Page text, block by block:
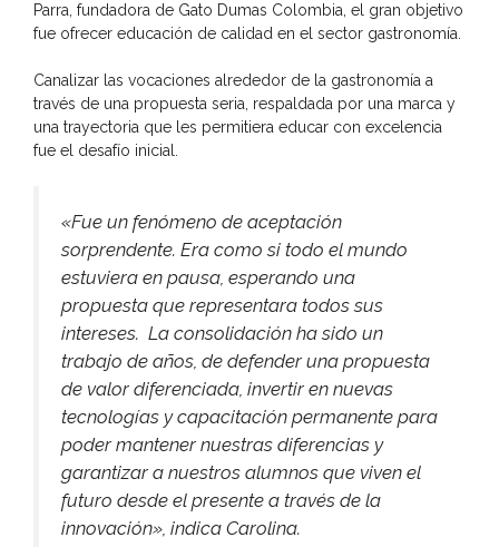
Parra, fundadora de Gato Dumas Colombia, el gran objetivo
fue ofrecer educación de calidad en el sector gastronomía.
Canalizar las vocaciones alrededor de la gastronomía a
través de una propuesta seria, respaldada por una marca y
una trayectoria que les permitiera educar con excelencia
fue el desafío inicial.
«Fue un fenómeno de aceptación
sorprendente. Era como si todo el mundo
estuviera en pausa, esperando una
propuesta que representara todos sus
intereses. La consolidación ha sido un
trabajo de años, de defender una propuesta
de valor diferenciada, invertir en nuevas
tecnologías y capacitación permanente para
poder mantener nuestras diferencias y
garantizar a nuestros alumnos que viven el
futuro desde el presente a través de la
innovación», indica Carolina.